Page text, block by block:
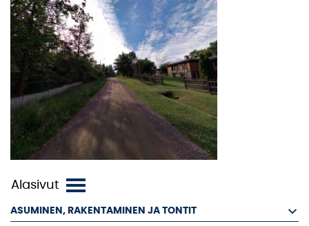
ASUMINEN, RAKENTAMINEN JA TONTIT